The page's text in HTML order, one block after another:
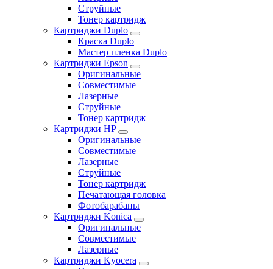
Струйные
Тонер картридж
Картриджи Duplo
Краска Duplo
Мастер пленка Duplo
Картриджи Epson
Оригинальные
Совместимые
Лазерные
Струйные
Тонер картридж
Картриджи HP
Оригинальные
Совместимые
Лазерные
Струйные
Тонер картридж
Печатающая головка
Фотобарабаны
Картриджи Konica
Оригинальные
Совместимые
Лазерные
Картриджи Kyocera